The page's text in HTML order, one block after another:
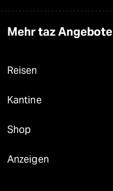
Mehr taz Angebote
Reisen
Kantine
Shop
Anzeigen